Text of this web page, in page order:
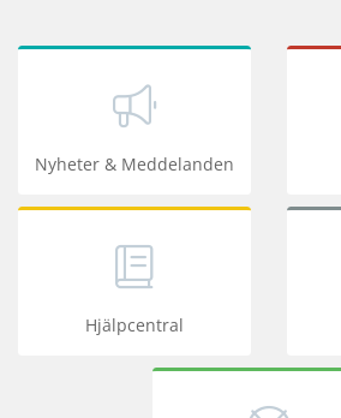
Nyheter & Meddelanden
Hjälpcentral